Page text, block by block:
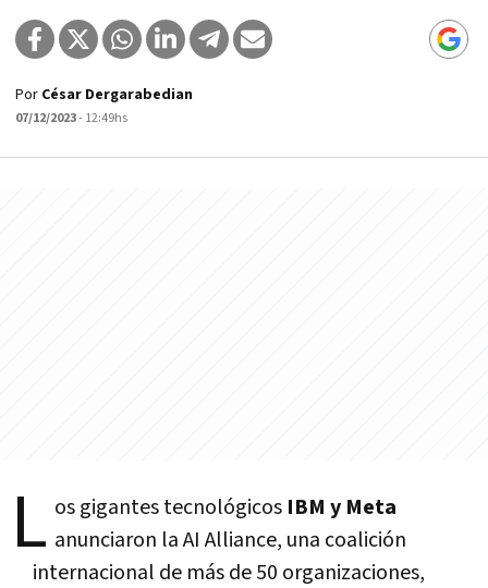
Por César Dergarabedian
07/12/2023- 12:49hs
L os gigantes tecnológicos IBM y Meta
anunciaron la AI Alliance, una coalición
internacional de más de 50 organizaciones,